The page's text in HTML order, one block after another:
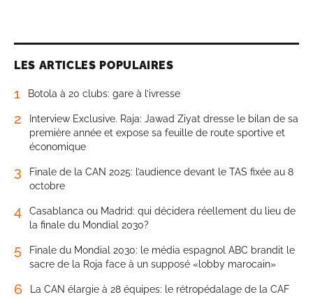
LES ARTICLES POPULAIRES
1 Botola à 20 clubs: gare à l’ivresse
2
Interview Exclusive. Raja: Jawad Ziyat dresse le bilan de sa
première année et expose sa feuille de route sportive et
économique
3
Finale de la CAN 2025: l’audience devant le TAS fixée au 8
octobre
4
Casablanca ou Madrid: qui décidera réellement du lieu de
la finale du Mondial 2030?
5
Finale du Mondial 2030: le média espagnol ABC brandit le
sacre de la Roja face à un supposé «lobby marocain»
6 La CAN élargie à 28 équipes: le rétropédalage de la CAF